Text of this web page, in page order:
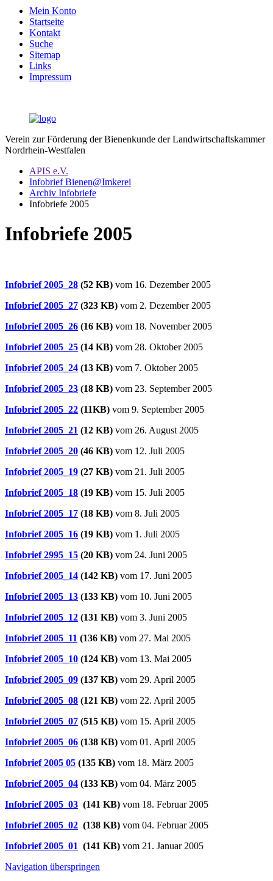
Mein Konto
Startseite
Kontakt
Suche
Sitemap
Links
Impressum
Verein zur Förderung der Bienenkunde der Landwirtschaftskammer
Nordrhein-Westfalen
APIS e.V.
Infobrief Bienen@Imkerei
Archiv Infobriefe
Infobriefe 2005
Infobriefe 2005
Infobrief 2005_28 (52 KB) vom 16. Dezember 2005
Infobrief 2005_27 (323 KB) vom 2. Dezember 2005
Infobrief 2005_26 (16 KB) vom 18. November 2005
Infobrief 2005_25 (14 KB) vom 28. Oktober 2005
Infobrief 2005_24 (13 KB) vom 7. Oktober 2005
Infobrief 2005_23 (18 KB) vom 23. September 2005
Infobrief 2005_22 (11KB) vom 9. September 2005
Infobrief 2005_21 (12 KB) vom 26. August 2005
Infobrief 2005_20 (46 KB) vom 12. Juli 2005
Infobrief 2005_19 (27 KB) vom 21. Juli 2005
Infobrief 2005_18 (19 KB) vom 15. Juli 2005
Infobrief 2005_17 (18 KB) vom 8. Juli 2005
Infobrief 2005_16 (19 KB) vom 1. Juli 2005
Infobrief 2995_15 (20 KB) vom 24. Juni 2005
Infobrief 2005_14 (142 KB) vom 17. Juni 2005
Infobrief 2005_13 (133 KB) vom 10. Juni 2005
Infobrief 2005_12 (131 KB) vom 3. Juni 2005
Infobrief 2005_11 (136 KB) vom 27. Mai 2005
Infobrief 2005_10 (124 KB) vom 13. Mai 2005
Infobrief 2005_09 (137 KB) vom 29. April 2005
Infobrief 2005_08 (121 KB) vom 22. April 2005
Infobrief 2005_07 (515 KB) vom 15. April 2005
Infobrief 2005_06 (138 KB) vom 01. April 2005
Infobrief 2005 05 (135 KB) vom 18. März 2005
Infobrief 2005_04 (133 KB) vom 04. März 2005
Infobrief 2005_03 (141 KB) vom 18. Februar 2005
Infobrief 2005_02 (138 KB) vom 04. Februar 2005
Infobrief 2005_01 (141 KB) vom 21. Januar 2005
Navigation überspringen